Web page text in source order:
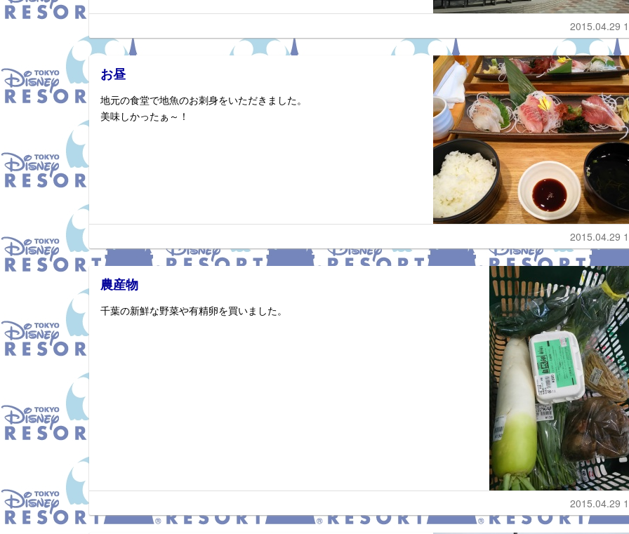
2015.04.29
お昼
地元の食堂で地魚のお刺身をいただきました。
美味しかったぁ～！
2015.04.29
農産物
千葉の新鮮な野菜や有精卵を買いました。
2015.04.29